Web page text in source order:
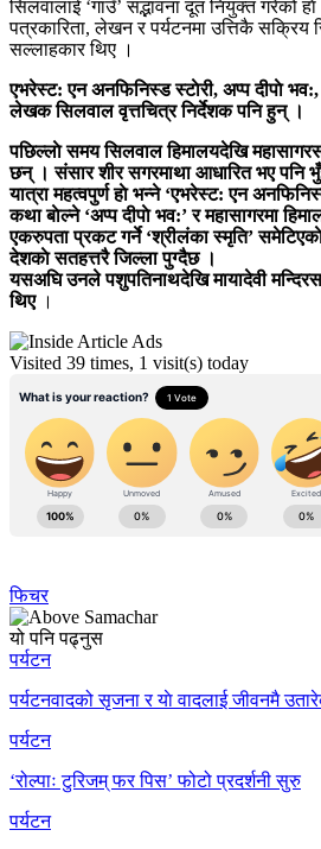
सिलवालाई ‘गाउँ’ सद्भावना दूत नियुक्त गरेको हाे
पत्रकारिता, लेखन र पर्यटनमा उत्तिकै
सल्लाहकार थिए ।
एभरेस्ट: एन अनफिनिस्ड स्टाेरी, अप्प दीपाे
लेखक सिलवाल वृत्तचित्र निर्देशक पनि हुन् ।
पछिल्लाे समय सिलवाल हिमालयदेखि
छन् । संसार शीर सगरमाथा आधारित भए पनि
यात्रा महत्वपुर्ण हाे भन्ने ‘एभरेस्ट: एन
कथा बाेल्ने ‘अप्प दीपाे भव:’ र महासागरमा
एकरुपता प्रकट गर्ने ‘श्रीलंका स्मृति’
देशकाे सतहत्तरै जिल्ला पुग्दैछ ।
यसअघि उनले पशुपतिनाथदेखि मायादेवी
थिए।
Visited 39 times, 1 visit(s) today
फिचर
यो पनि पढ्नुस
पर्यटन
पर्यटनवादको सृजना र याे वादलाई जीवनमै
पर्यटन
‘रोल्पाः टुरिजम् फर पिस’ फोटो प्रदर्शनी सुरु
पर्यटन